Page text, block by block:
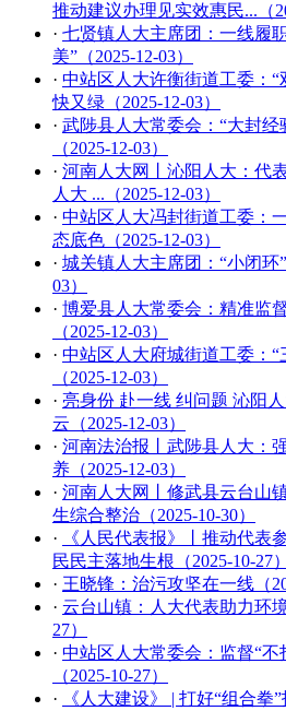
推动建议办理见实效惠民...（
· 七贤镇人大主席团：一线履
美”（2025-12-03）
· 中站区人大许衡街道工委：
快又绿（2025-12-03）
· 武陟县人大常委会：“大封经
（2025-12-03）
· 河南人大网丨沁阳人大：代
人大 ...（2025-12-03）
· 中站区人大冯封街道工委：
态底色（2025-12-03）
· 城关镇人大主席团：“小闭环
03）
· 博爱县人大常委会：精准监
（2025-12-03）
· 中站区人大府城街道工委：“
（2025-12-03）
· 亮身份 赴一线 纠问题 沁阳
云（2025-12-03）
· 河南法治报丨武陟县人大：
养（2025-12-03）
· 河南人大网丨修武县云台山
生综合整治（2025-10-30）
·
《人民代表报》丨推动代表
民民主落地生根（2025-10-27）
· 王晓锋：治污攻坚在一线（
· 云台山镇：人大代表助力环
27）
· 中站区人大常委会：监督“不
（2025-10-27）
·
《人大建设》 | 打好“组合拳